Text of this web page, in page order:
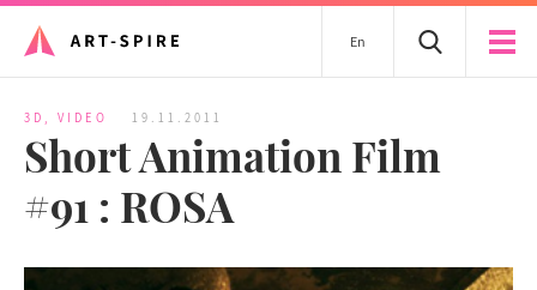
En
3D , VIDEO 19.11.2011
Short Animation Film
#91 : ROSA